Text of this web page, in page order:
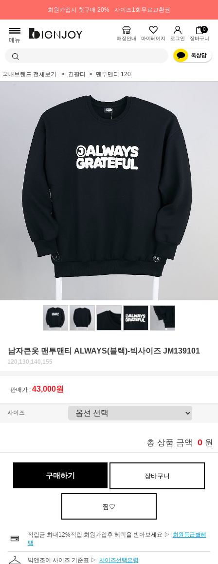
회원가입시 첫구매 20% 사이즈1회무료교환권
메뉴 매장안내 마이페이지 로그인
0
장바구니
국내브랜드 전체보기 긴팔티 맨투맨티 120
남자큰옷 맨투맨티 ALWAYS(블랙)-빅사이즈 JM139101
120,130,140,155
판매가 : 43,000원
사이즈
총 상품 금액 0 원
구매하기 장바구니
찜♡
적립금 최대12%적립 회원가입후 혜택을 받아보세요 ▷
회원등급별혜
택
빅앤조이 사이즈 기준표 ▷ 사이즈선택요령